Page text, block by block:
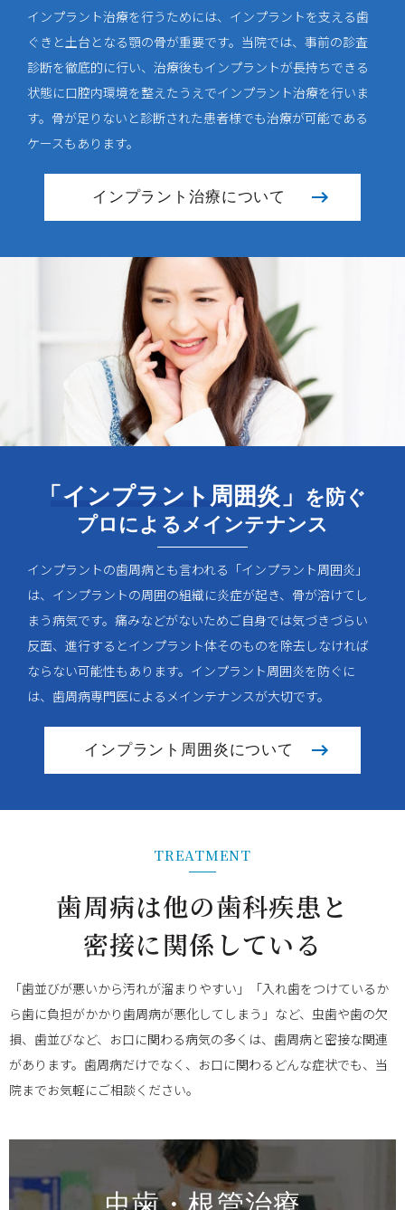
インプラント治療を行うためには、インプラントを支える歯
ぐきと土台となる顎の骨が重要です。当院では、事前の診査
診断を徹底的に行い、治療後もインプラントが長持ちできる
状態に口腔内環境を整えたうえでインプラント治療を行いま
す。骨が足りないと診断された患者様でも治療が可能である
ケースもあります。
インプラント治療について
「インプラント周囲炎」
を防ぐ
プロによるメインテナンス
インプラントの歯周病とも言われる「インプラント周囲炎」
は、インプラントの周囲の組織に炎症が起き、骨が溶けてし
まう病気です。痛みなどがないためご自身では気づきづらい
反面、進行するとインプラント体そのものを除去しなければ
ならない可能性もあります。インプラント周囲炎を防ぐに
は、歯周病専門医によるメインテナンスが大切です。
インプラント周囲炎について
TREATMENT
歯周病は他の歯科疾患と
密接に関係している
「歯並びが悪いから汚れが溜まりやすい」「入れ歯をつけているか
ら歯に負担がかかり歯周病が悪化してしまう」など、虫歯や歯の欠
損、歯並びなど、お口に関わる病気の多くは、歯周病と密接な関連
があります。歯周病だけでなく、お口に関わるどんな症状でも、当
院までお気軽にご相談ください。